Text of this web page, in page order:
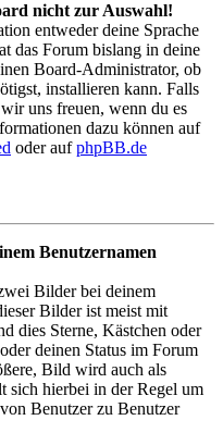
nicht zur Auswahl!
entweder deine Sprache
das Forum bislang in deine
Board-Administrator, ob
installieren kann. Falls
uns freuen, wenn du es
dazu können auf
oder aufphpBB.de
Benutzernamen
Bilder bei deinem
Bilder ist meist mit
dies Sterne, Kästchen oder
deinen Status im Forum
Bild wird auch als
sich hierbei in der Regel um
Benutzer zu Benutzer